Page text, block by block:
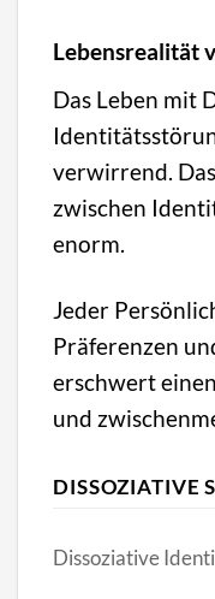
Lebensrealität
Das Leben mit
verwirrend.
zwischen
enorm.
Jeder
Präferenzen
erschwert
und
DISSOZIATIVE
Dissoziative